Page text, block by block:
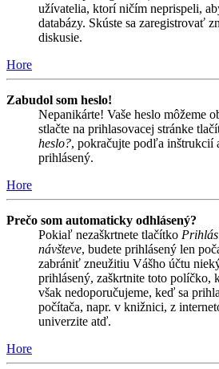
užívatelia, ktorí ničím neprispeli,
databázy. Skúste sa zaregistrovať
diskusie.
Hore
Zabudol som heslo!
Nepanikárte! Vaše heslo môžeme
stlačte na prihlasovacej stránke
heslo?, pokračujte podľa inštrukcií
prihlásený.
Hore
Prečo som automaticky odhlásený?
Pokiaľ nezaškrtnete tlačítko
návšteve, budete prihlásený len
zabrániť zneužitiu Vášho účtu
prihlásený, zaškrtnite toto políčko,
však nedoporučujeme, keď sa
počítača, napr. v knižnici, z
univerzite atď.
Hore